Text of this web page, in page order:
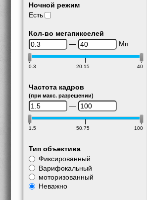
Ночной режим
Есть
Кол-во мегапикселей
—
Мп
0.3 20.15 40
Частота кадров
(при макс. разрешении)
—
1.5 50.75 100
Тип объектива
Фиксированный
Варифокальный
моторизованный
Неважно